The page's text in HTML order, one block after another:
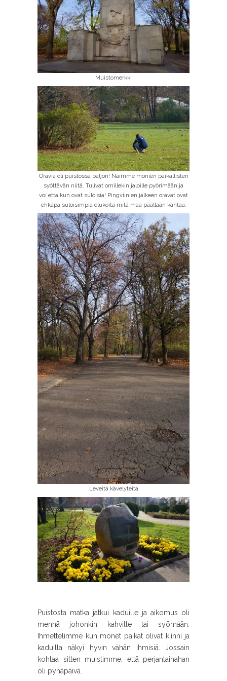
Muistomerkki
Oravia oli puistossa paljon! Näimme monien paikallisten
syöttävän niitä. Tulivat omillekin jaloille pyörimään ja
voi että kun ovat suloisia! Pingviinien jälkeen oravat ovat
ehkäpä suloisimpia elukoita mitä maa päällään kantaa.
Leveitä kävelyteitä
Puistosta matka jatkui kaduille ja aikomus oli
mennä johonkin kahville tai syömään.
Ihmettelimme kun monet paikat olivat kiinni ja
kaduilla näkyi hyvin vähän ihmisiä. Jossain
kohtaa sitten muistimme, että perjantainahan
oli pyhäpäivä.